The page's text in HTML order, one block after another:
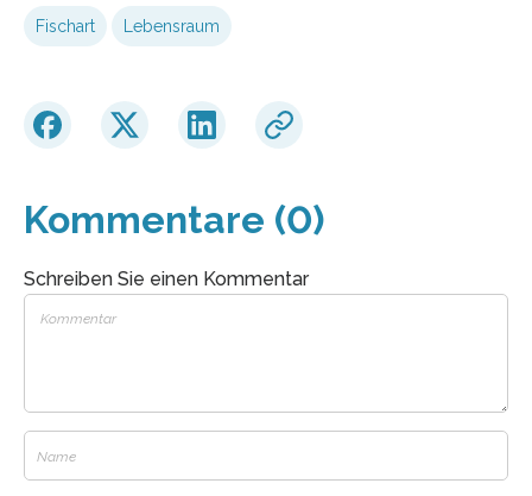
Fischart Lebensraum
Kommentare (0)
Schreiben Sie einen Kommentar